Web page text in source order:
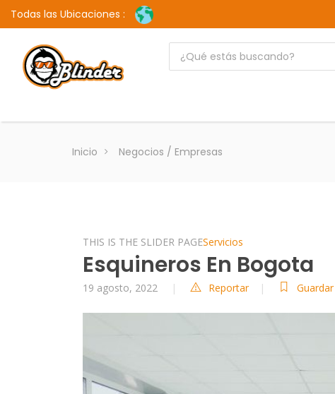
Todas las Ubicaciones :
Inicio Negocios / Empresas
THIS IS THE SLIDER PAGEServicios
Esquineros En Bogota
19 agosto, 2022 Reportar Guardar